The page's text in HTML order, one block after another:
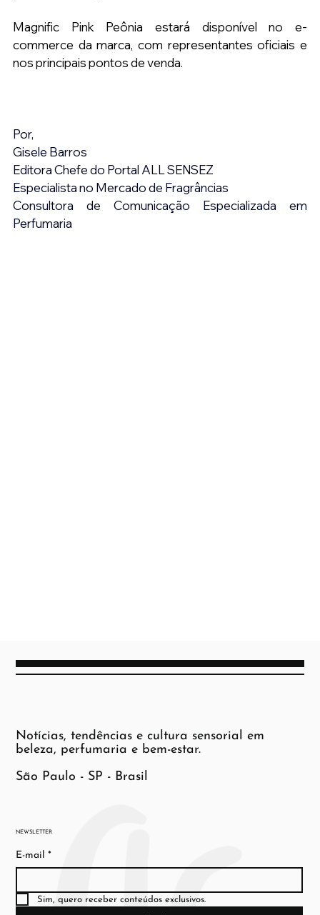
Magnific Pink Peônia estará disponível no e-
commerce da marca, com representantes oficiais e
nos principais pontos de venda.
Por,
Gisele Barros
Editora Chefe do Portal ALL SENSEZ
Especialista no Mercado de Fragrâncias
Consultora de Comunicação Especializada em
Perfumaria
NEWSLETTER
E-mail *
Sim, quero receber conteúdos exclusivos.
Notícias, tendências e cultura sensorial em
beleza, perfumaria e bem-estar.
São Paulo - SP - Brasil